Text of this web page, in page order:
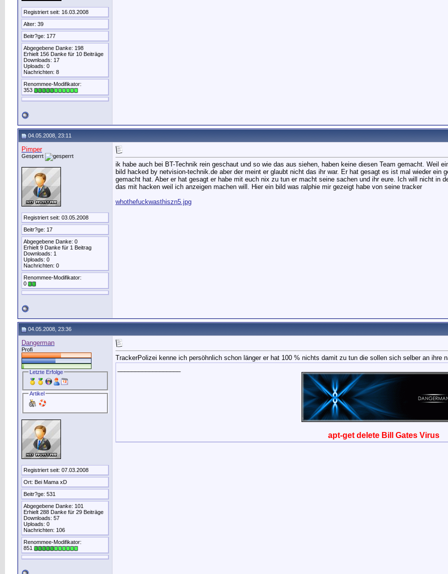
Registriert seit: 16.03.2008
Alter: 39
Beitr?ge: 177
Abgegebene Danke: 198
Erhielt 156 Danke für 10 Beiträge
Downloads: 17
Uploads: 0
Nachrichten: 8
Renommee-Modifikator:
353
04.05.2008, 23:11
Pimper
Gesperrt
Registriert seit: 03.05.2008
Beitr?ge: 17
Abgegebene Danke: 0
Erhielt 9 Danke für 1 Beitrag
Downloads: 1
Uploads: 0
Nachrichten: 0
Renommee-Modifikator:
0
ik habe auch bei BT-Technik rein geschaut und so wie das aus siehen, haben keine diesen Team gemacht. Weil
bild hacked by netvision-technik.de aber der meint er glaubt nicht das ihr war. Er hat gesagt es ist mal wieder ein
gemacht hat. Aber er hat gesagt er habe mit euch nix zu tun er macht seine sachen und ihr eure. Ich will nicht in
das mit hacken weil ich anzeigen machen will. Hier ein bild was ralphie mir gezeigt habe von seine tracker
whothefuckwasthiszn5.jpg
04.05.2008, 23:36
Dangerman
Profi
Letzte Erfolge
Artikel
Registriert seit: 07.03.2008
Ort: Bei Mama xD
Beitr?ge: 531
Abgegebene Danke: 101
Erhielt 288 Danke für 29 Beiträge
Downloads: 57
Uploads: 0
Nachrichten: 106
Renommee-Modifikator:
851
TrackerPolizei kenne ich persöhnlich schon länger er hat 100 % nichts damit zu tun die sollen sich selber an ihre
apt-get delete Bill Gates Virus